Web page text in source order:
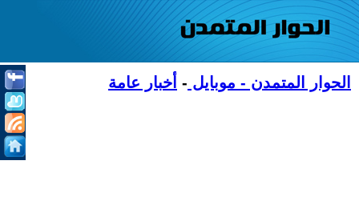
الحوار المتمدن - موبايل - أخبار عامة